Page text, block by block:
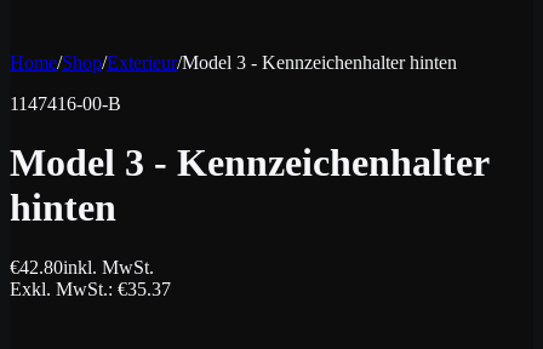
Home/Shop/Exterieur/Model 3 - Kennzeichenhalter hinten
1147416-00-B
Model 3 - Kennzeichenhalter
hinten
€42.80inkl. MwSt.
Exkl. MwSt.: €35.37